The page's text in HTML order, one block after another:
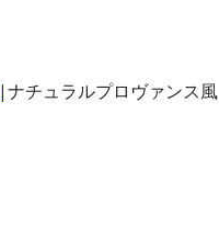
|ナチュラルプロヴァンス風